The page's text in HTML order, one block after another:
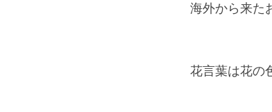
海外から来た
花言葉は花の